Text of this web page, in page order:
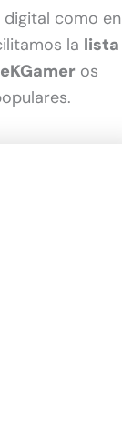
digital como en
la lista
os